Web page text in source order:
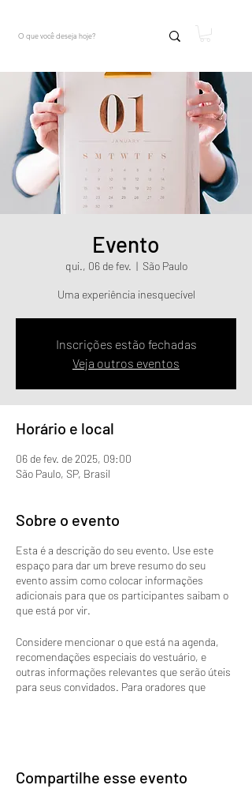
Evento
qui., 06 de fev.
  |
São Paulo
Uma experiência inesquecível
Inscrições estão fechadas
Veja outros eventos
Horário e local
06 de fev. de 2025, 09:00
São Paulo, SP, Brasil
Sobre o evento
Esta é a descrição do seu evento. Use este
espaço para dar um breve resumo do seu
evento assim como colocar informações
adicionais para que os participantes saibam o
que está por vir.
Considere mencionar o que está na agenda,
recomendações especiais do vestuário, e
outras informações relevantes que serão úteis
para seus convidados. Para oradores que
mencionar isto aqui também.
Compartilhe esse evento